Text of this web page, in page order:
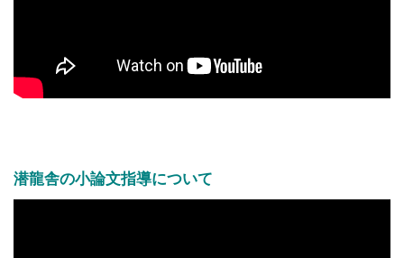
潜龍舎の小論文指導について